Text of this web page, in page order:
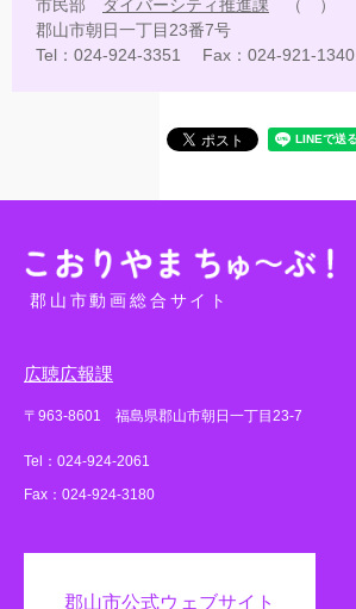
市民部
ダイバーシティ推進課
郡山市朝日一丁目23番7号
Tel：024-924-3351
Fax：024-921-1340
郡山市動画総合サイト
広聴広報課
〒963-8601 福島県郡山市朝日一丁目23-7
Tel：024-924-2061
Fax：024-924-3180
郡山市公式ウェブサイト